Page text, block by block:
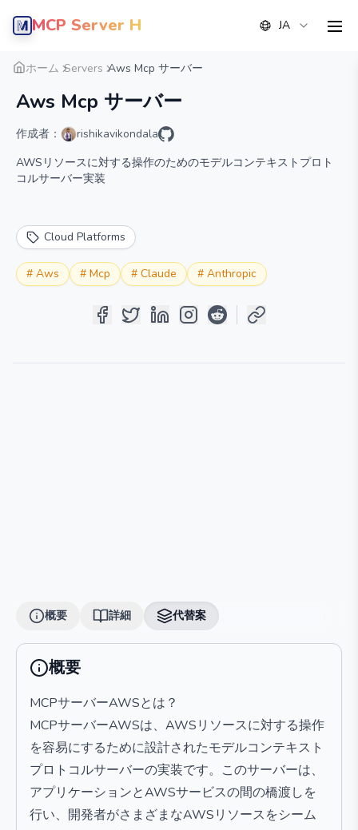
MCP Server Hub JA
ホーム Servers Aws Mcp サーバー
Aws Mcp サーバー
作成者：
rishikavikondala
AWSリソースに対する操作のためのモデルコンテキストプロト
コルサーバー実装
Cloud Platforms
# Aws # Mcp # Claude # Anthropic
概要 詳細
概要 詳細 代替案
概要
MCPサーバーAWSとは？
MCPサーバーAWSは、AWSリソースに対する操作
を容易にするために設計されたモデルコンテキスト
プロトコルサーバーの実装です。このサーバーは、
アプリケーションとAWSサービスの間の橋渡しを
行い、開発者がさまざまなAWSリソースをシーム